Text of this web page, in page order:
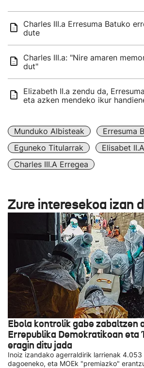
Charles III.a Erresuma Batuko
dute
Charles III.a: "Nire amaren
dut"
Elizabeth II.a zendu da,
eta azken mendeko ikur
Munduko Albisteak
Erresuma
Eguneko Titularrak
Elisabet
Charles III.a Erregea
Zure interesekoa izan
Ebola kontrolik gabe zabaltzen
Errepublika Demokratikoan eta
eragin ditu jada
Inoiz izandako agerraldirik larrienak
dagoeneko, eta MOEk "premiazko"